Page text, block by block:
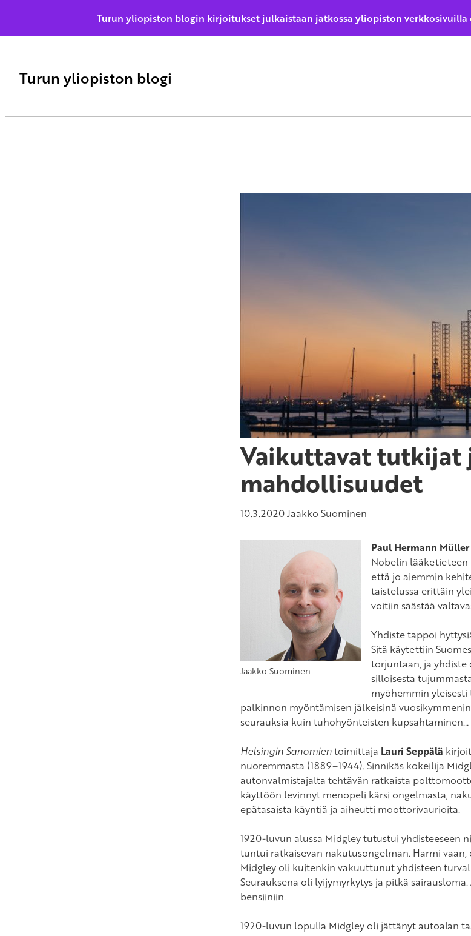
Turun yliopiston blogi
Vaikuttavat tutkijat
mahdollisuudet
10.3.2020Jaakko Suominen
Jaakko Suominen
Paul Hermann Müller
Nobelin lääketieteen
että jo aiemmin
taistelussa erittäin
voitiin säästää
Yhdiste tappoi
Sitä käytettiin
torjuntaan, ja
silloisesta
myöhemmin
palkinnon myöntämisen jälkeisinä
seurauksia kuin tuhohyönteisten kupsahtaminen…
Helsingin Sanomientoimittaja Lauri Seppälä
nuoremmasta (1889–1944). Sinnikäs kokeilija
autonvalmistajalta tehtävän ratkaista
käyttöön levinnyt menopeli kärsi ongelmasta,
epätasaista käyntiä ja aiheutti moottorivaurioita.
1920-luvun alussa Midgley tutustui yhdisteeseen
tuntui ratkaisevan nakutusongelman. Harmi
Midgley oli kuitenkin vakuuttunut yhdisteen
Seurauksena oli lyijymyrkytys ja pitkä
bensiiniin.
1920-luvun lopulla Midgley oli jättänyt autoalan
Turun yliopiston blogin kirjoitukset julkaistaan jatkossa yliopiston verkkosivuilla